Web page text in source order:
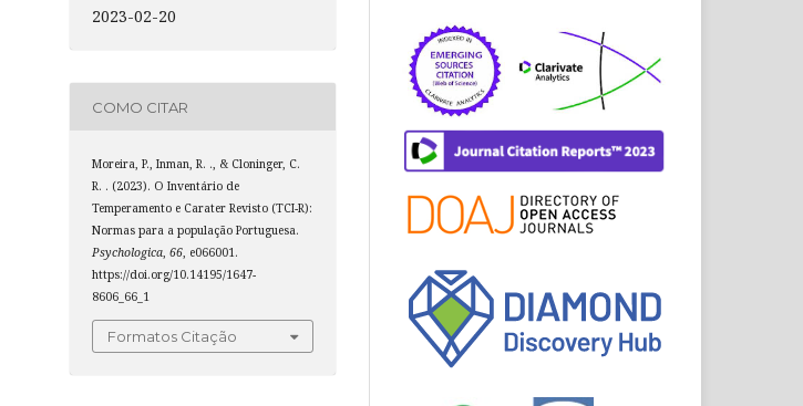
2023-02-20
COMO CITAR
Moreira, P., Inman, R. ., & Cloninger, C.
R. . (2023). O Inventário de
Temperamento e Carater Revisto (TCI-R):
Normas para a população Portuguesa.
Psychologica,66, e066001.
https://doi.org/10.14195/1647-
8606_66_1
Formatos Citação